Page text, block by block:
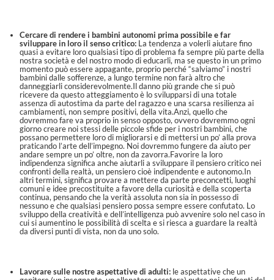
Cercare di rendere i bambini autonomi prima possibile e far
sviluppare in loro il senso critico:La tendenza a volerli aiutare fino
quasi a evitare loro qualsiasi tipo di problema fa sempre più parte della
nostra società e del nostro modo di educarli, ma se questo in un primo
momento può essere appagante, proprio perché “salviamo” i nostri
bambini dalle sofferenze, a lungo termine non farà altro che
danneggiarli considerevolmente.Il danno più grande che si può
ricevere da questo atteggiamento è lo svilupparsi di una totale
assenza di autostima da parte del ragazzo e una scarsa resilienza ai
cambiamenti, non sempre positivi, della vita.Anzi, quello che
dovremmo fare va proprio in senso opposto, ovvero dovremmo ogni
giorno creare noi stessi delle piccole sfide per i nostri bambini, che
possano permettere loro di migliorarsi e di mettersi un po’ alla prova
praticando l’arte dell’impegno. Noi dovremmo fungere da aiuto per
andare sempre un po’ oltre, non da zavorra.Favorire la loro
indipendenza significa anche aiutarli a sviluppare il pensiero critico nei
confronti della realtà, un pensiero cioè indipendente e autonomo.In
altri termini, significa provare a mettere da parte preconcetti, luoghi
comuni e idee precostituite a favore della curiosità e della scoperta
continua, pensando che la verità assoluta non sia in possesso di
nessuno e che qualsiasi pensiero possa sempre essere confutato. Lo
sviluppo della creatività e dell’intelligenza può avvenire solo nel caso in
cui si aumentino le possibilità di scelta e si riesca a guardare la realtà
da diversi punti di vista, non da uno solo.
Lavorare sulle nostre aspettative di adulti:le aspettative che un